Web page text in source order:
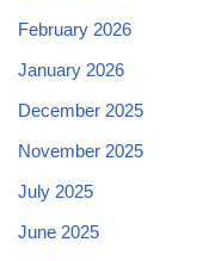
February 2026
January 2026
December 2025
November 2025
July 2025
June 2025